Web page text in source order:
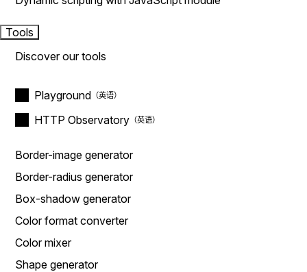
Tools
Discover our tools
Playground
HTTP Observatory
Border-image generator
Border-radius generator
Box-shadow generator
Color format converter
Color mixer
Shape generator